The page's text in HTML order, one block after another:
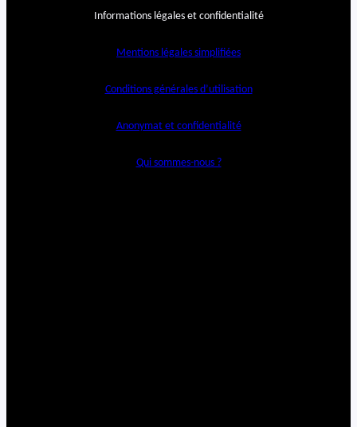
Informations légales et confidentialité
Mentions légales simplifiées
Conditions générales d’utilisation
Anonymat et confidentialité
Qui sommes-nous ?